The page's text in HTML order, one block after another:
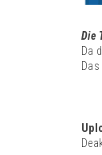
Die
Da